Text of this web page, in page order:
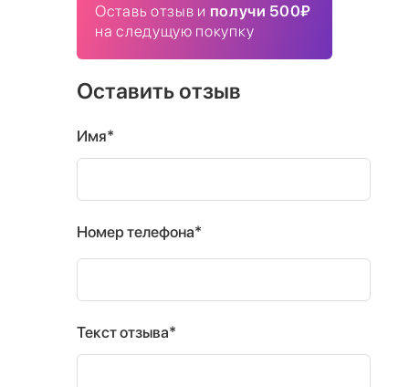
Оставь отзыв и получи 500₽
на следущую покупку
Оставить отзыв
Имя*
Номер телефона*
Текст отзыва*